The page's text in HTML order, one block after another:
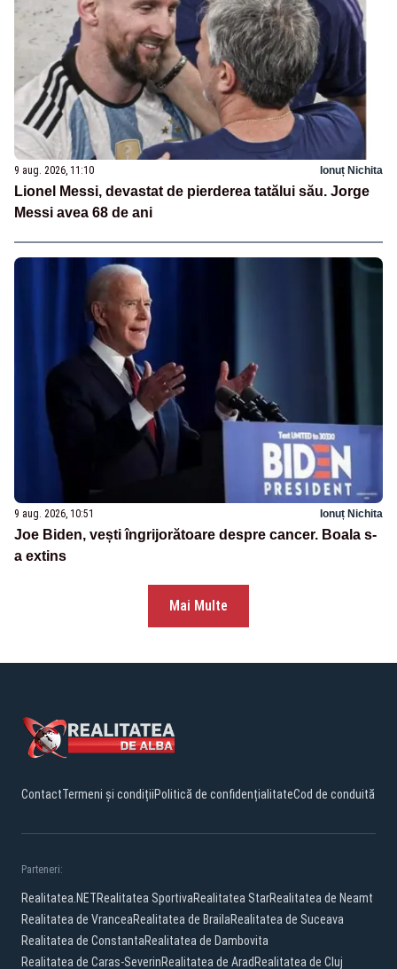
9 aug. 2026, 11:10 Ionuț Nichita
Lionel Messi, devastat de pierderea tatălui său. Jorge
Messi avea 68 de ani
9 aug. 2026, 10:51 Ionuț Nichita
Joe Biden, vești îngrijorătoare despre cancer. Boala s-
a extins
Mai Multe
ContactTermeni și condițiiPolitică de confidențialitateCod de conduită
Parteneri:
Realitatea.NETRealitatea SportivaRealitatea StarRealitatea de Neamt
Realitatea de VranceaRealitatea de BrailaRealitatea de Suceava
Realitatea de ConstantaRealitatea de Dambovita
Realitatea de Caras-SeverinRealitatea de Arad Realitatea de Cluj